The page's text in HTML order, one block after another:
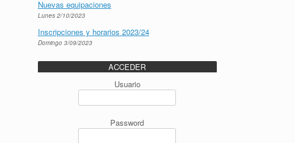
Nuevas equipaciones
Lunes 2/10/2023
Inscripciones y horarios 2023/24
Domingo 3/09/2023
ACCEDER
Usuario
Password